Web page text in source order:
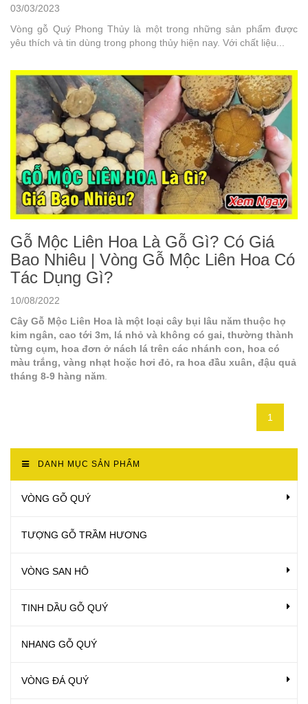
03/03/2023
Vòng gỗ Quý Phong Thủy là một trong những sản phẩm được
yêu thích và tin dùng trong phong thủy hiện nay. Với chất liệu...
Gỗ Mộc Liên Hoa Là Gỗ Gì? Có Giá
Bao Nhiêu | Vòng Gỗ Mộc Liên Hoa Có
Tác Dụng Gì?
10/08/2022
Cây Gỗ Mộc Liên Hoa là một loại cây bụi lâu năm thuộc họ
kim ngân, cao tới 3m, lá nhỏ và không có gai, thường thành
từng cụm, hoa đơn ở nách lá trên các nhánh con, hoa có
màu trắng, vàng nhạt hoặc hơi đỏ, ra hoa đầu xuân, đậu quả
tháng 8-9 hàng năm.
1
DANH MỤC SẢN PHẨM
VÒNG GỖ QUÝ
TƯỢNG GỖ TRẦM HƯƠNG
VÒNG SAN HÔ
TINH DẦU GỖ QUÝ
NHANG GỖ QUÝ
VÒNG ĐÁ QUÝ